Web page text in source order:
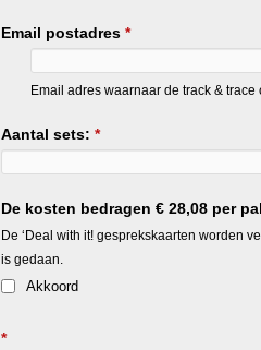
Email postadres *
Email adres waarnaar de track & trace
Aantal sets: *
De kosten bedragen € 28,08 per
De ‘Deal with it! gesprekskaarten worden
is gedaan.
Akkoord
*